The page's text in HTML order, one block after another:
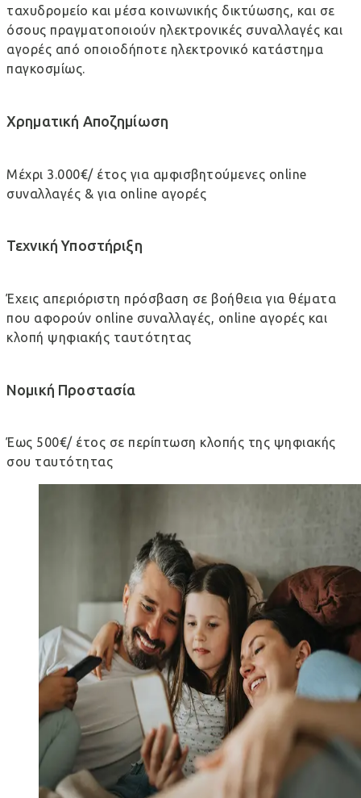
ταχυδρομείο και μέσα κοινωνικής δικτύωσης, και σε
όσους πραγματοποιούν ηλεκτρονικές συναλλαγές και
αγορές από οποιοδήποτε ηλεκτρονικό κατάστημα
παγκοσμίως.
Χρηματική Αποζημίωση
Μέχρι 3.000€/ έτος για αμφισβητούμενες online
συναλλαγές & για online αγορές
Τεχνική Υποστήριξη
Έχεις απεριόριστη πρόσβαση σε βοήθεια για θέματα
που αφορούν online συναλλαγές, online αγορές και
κλοπή ψηφιακής ταυτότητας
Νομική Προστασία
Έως 500€/ έτος σε περίπτωση κλοπής της ψηφιακής
σου ταυτότητας